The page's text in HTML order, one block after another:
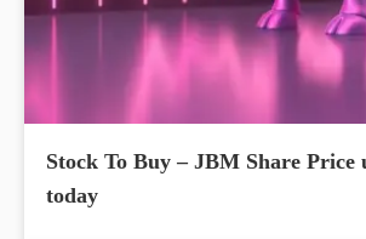
Stock To Buy – JBM Share
today